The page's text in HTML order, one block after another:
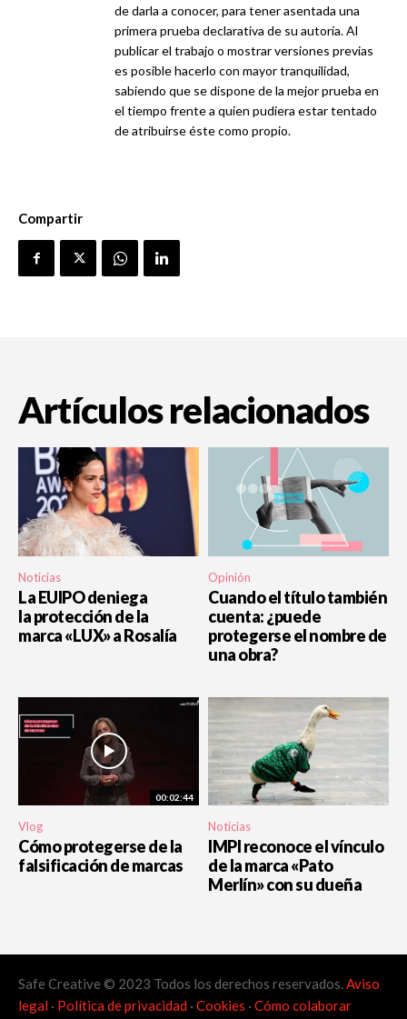
de darla a conocer, para tener asentada una
primera prueba declarativa de su autoría. Al
publicar el trabajo o mostrar versiones previas
es posible hacerlo con mayor tranquilidad,
sabiendo que se dispone de la mejor prueba en
el tiempo frente a quien pudiera estar tentado
de atribuirse éste como propio.
Compartir
Artículos relacionados
Noticias
La EUIPO deniega
la protección de la
marca «LUX» a Rosalía
Opinión
Cuando el título también
cuenta: ¿puede
protegerse el nombre de
una obra?
00:02:44
Vlog
Cómo protegerse de la
falsificación de marcas
Noticias
IMPI reconoce el vínculo
de la marca «Pato
Merlín» con su dueña
Safe Creative © 2023 Todos los derechos reservados.Aviso
legal · Política de privacidad · Cookies · Cómo colaborar